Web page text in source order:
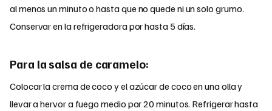
al menos un minuto o hasta que no quede ni un solo grumo.
Conservar en la refrigeradora por hasta 5 días.
Para la salsa de caramelo:
Colocar la crema de coco y el azúcar de coco en una olla y
llevar a hervor a fuego medio por 20 minutos. Refrigerar hasta